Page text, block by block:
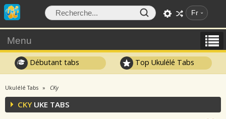
Fr
Menu
Débutant tabs Top Ukulélé Tabs
Ukulélé Tabs CKy
CKYUKE TABS